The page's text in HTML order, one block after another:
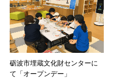
砺波市埋蔵文化財センターに
て「オープンデー」